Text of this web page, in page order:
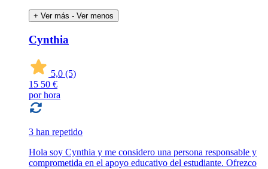
+ Ver más - Ver menos
Cynthia
5,0 (5)
15 50 €
por hora
3 han repetido
Hola soy Cynthia y me considero una persona responsable y
comprometida en el apoyo educativo del estudiante. Ofrezco